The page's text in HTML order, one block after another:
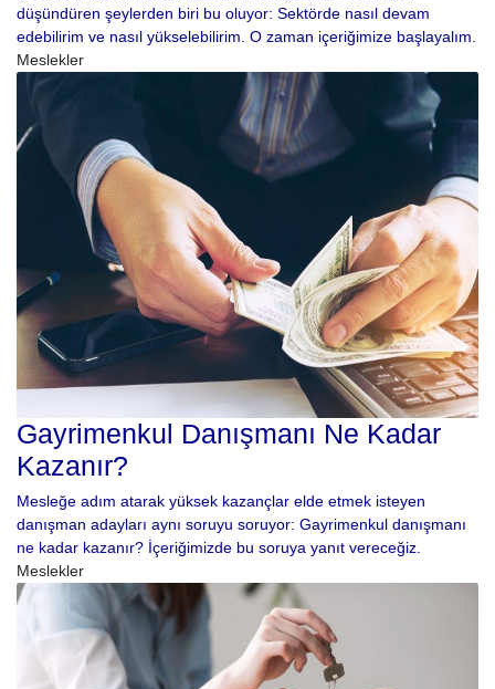
düşündüren şeylerden biri bu oluyor: Sektörde nasıl devam
edebilirim ve nasıl yükselebilirim. O zaman içeriğimize başlayalım.
Meslekler
Gayrimenkul Danışmanı Ne Kadar
Kazanır?
Mesleğe adım atarak yüksek kazançlar elde etmek isteyen
danışman adayları aynı soruyu soruyor: Gayrimenkul danışmanı
ne kadar kazanır? İçeriğimizde bu soruya yanıt vereceğiz.
Meslekler